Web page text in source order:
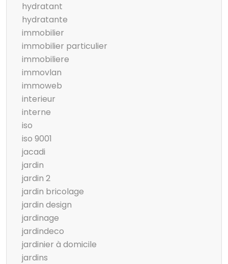
hydratant
hydratante
immobilier
immobilier particulier
immobiliere
immovlan
immoweb
interieur
interne
iso
iso 9001
jacadi
jardin
jardin 2
jardin bricolage
jardin design
jardinage
jardindeco
jardinier à domicile
jardins